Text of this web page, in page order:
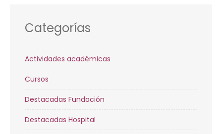
Categorías
Actividades académicas
Cursos
Destacadas Fundación
Destacadas Hospital